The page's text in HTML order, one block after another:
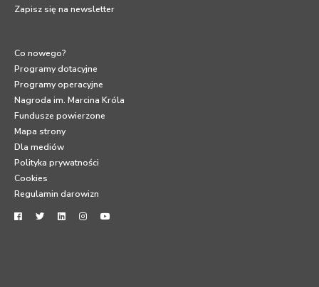
Zapisz się na newsletter
Co nowego?
Programy dotacyjne
Programy operacyjne
Nagroda im. Marcina Króla
Fundusze powierzone
Mapa strony
Dla mediów
Polityka prywatności
Cookies
Regulamin darowizn